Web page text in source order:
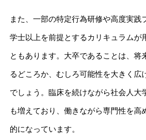
また、一部の特定行為研修や高度実践
学士以上を前提とするカリキュラムが
ともあります。大卒であることは、将
るどころか、むしろ可能性を大きく広
でしょう。臨床を続けながら社会人大
も増えており、働きながら専門性を高
的になっています。